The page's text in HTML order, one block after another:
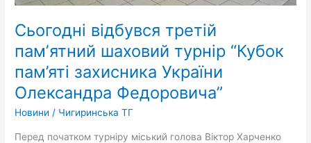
Сьогодні відбувся третій
памʼятний шаховий турнір “Кубок
пам’яті захисника України
Олександра Федоровича”
Новини / Чигиринська ТГ
Перед початком турніру міський голова Віктор Харченко
Олександра
Федоровича”